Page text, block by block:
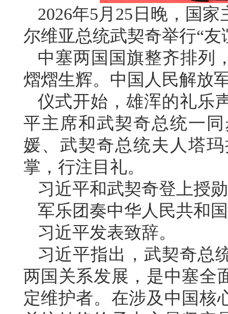
2026年5月25日晚，国
尔维亚总统武契奇举行“
中塞两国国旗整齐排列
熠熠生辉。中国人民解放
仪式开始，雄浑的礼乐
平主席和武契奇总统一
媛、武契奇总统夫人塔
掌，行注目礼。
习近平和武契奇登上授
军乐团奏中华人民共和
习近平发表致辞。
习近平指出，武契奇总
两国关系发展，是中塞全
定维护者。在涉及中国核